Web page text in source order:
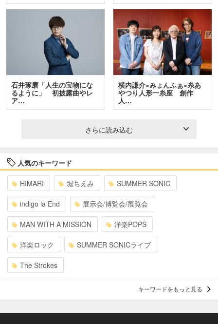
石井琢磨「人生の宝物にな
るように」 初披露曲やレ
ア…
横内謙介×みょんふぁ×糸あ
やつり人形一糸座 創作
人…
さらに読み込む
人気のキーワード
HIMARI 堀ちえみ SUMMER SONIC
indigo la End 展示会/博覧会/展覧会
MAN WITH A MISSION 洋楽POPS
洋楽ロック SUMMER SONICライブ
The Strokes
キーワードをもっと見る